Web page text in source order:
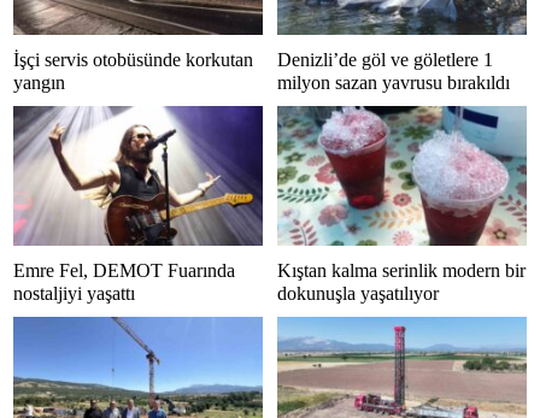
İşçi servis otobüsünde korkutan
yangın
Denizli’de göl ve göletlere 1
milyon sazan yavrusu bırakıldı
Emre Fel, DEMOT Fuarında
nostaljiyi yaşattı
Kıştan kalma serinlik modern bir
dokunuşla yaşatılıyor